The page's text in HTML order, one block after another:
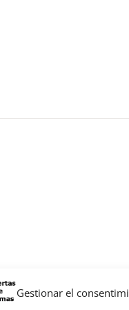
Gestionar el